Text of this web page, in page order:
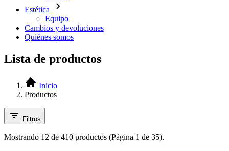
Estética
Equipo
Cambios y devoluciones
Quiénes somos
Lista de productos
Inicio
Productos
Filtros
Mostrando 12 de 410 productos (Página 1 de 35).